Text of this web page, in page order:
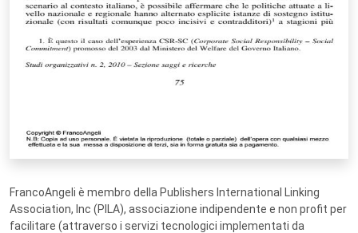
FrancoAngeli è membro della Publishers International Linking
Association, Inc (PILA), associazione indipendente e non profit per
facilitare (attraverso i servizi tecnologici implementati da